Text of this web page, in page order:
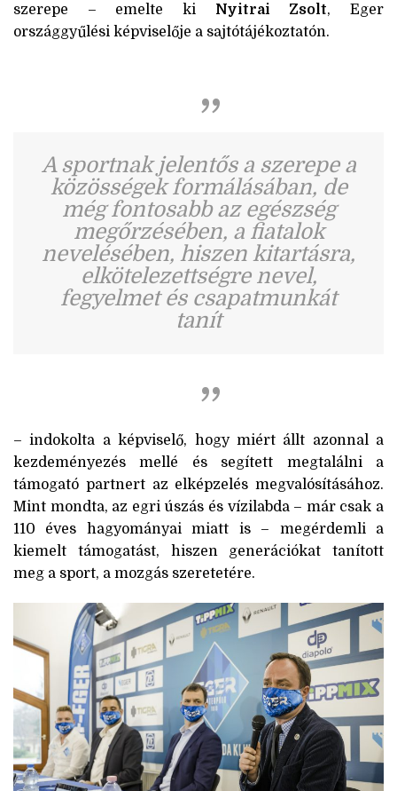
szerepe – emelte ki Nyitrai Zsolt, Eger
országgyűlési képviselője a sajtótájékoztatón.
A sportnak jelentős a szerepe a
közösségek formálásában, de
még fontosabb az egészség
megőrzésében, a fiatalok
nevelésében, hiszen kitartásra,
elkötelezettségre nevel,
fegyelmet és csapatmunkát
tanít
– indokolta a képviselő, hogy miért állt azonnal a
kezdeményezés mellé és segített megtalálni a
támogató partnert az elképzelés megvalósításához.
Mint mondta, az egri úszás és vízilabda – már csak a
110 éves hagyományai miatt is – megérdemli a
kiemelt támogatást, hiszen generációkat tanított
meg a sport, a mozgás szeretetére.